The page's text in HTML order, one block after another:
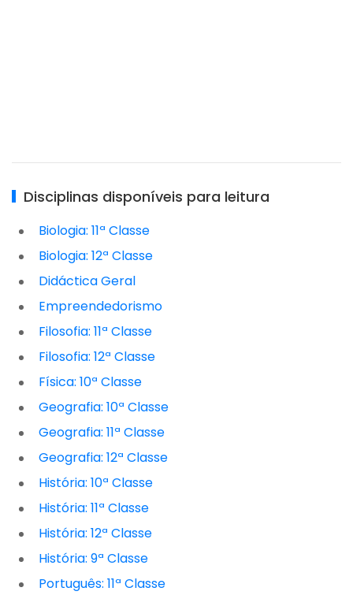
Disciplinas disponíveis para leitura
Biologia: 11ª Classe
Biologia: 12ª Classe
Didáctica Geral
Empreendedorismo
Filosofia: 11ª Classe
Filosofia: 12ª Classe
Física: 10ª Classe
Geografia: 10ª Classe
Geografia: 11ª Classe
Geografia: 12ª Classe
História: 10ª Classe
História: 11ª Classe
História: 12ª Classe
História: 9ª Classe
Português: 11ª Classe